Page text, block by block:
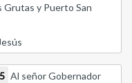
Grutas y Puerto San
Al señor Gobernador